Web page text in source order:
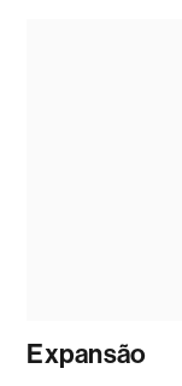
Expansão